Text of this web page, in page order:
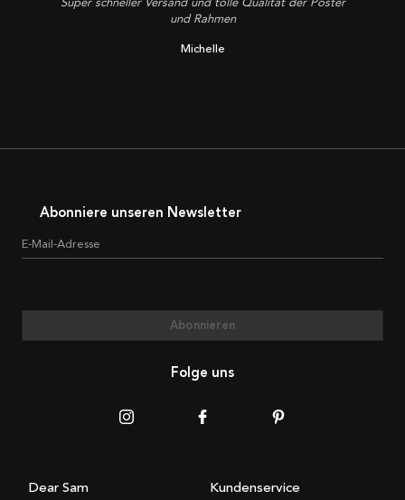
und Rahmen
Michelle
Abonniere unseren Newsletter
E-Mail-Adresse
Abonnieren
Folge uns
Dear Sam Kundenservice